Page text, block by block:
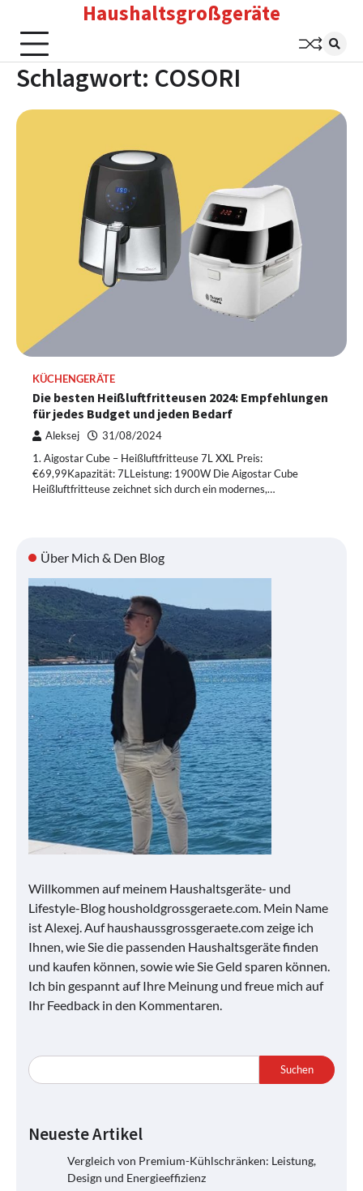
content
Haushaltsgroßgeräte
Schlagwort: COSORI
KÜCHENGERÄTE
Die besten Heißluftfritteusen 2024: Empfehlungen
für jedes Budget und jeden Bedarf
Aleksej 31/08/2024
1. Aigostar Cube – Heißluftfritteuse 7L XXL Preis:
€69,99Kapazität: 7LLeistung: 1900W Die Aigostar Cube
Heißluftfritteuse zeichnet sich durch ein modernes,…
Über Mich & Den Blog
Willkommen auf meinem Haushaltsgeräte- und
Lifestyle-Blog housholdgrossgeraete.com. Mein Name
ist Alexej. Auf haushaussgrossgeraete.com zeige ich
Ihnen, wie Sie die passenden Haushaltsgeräte finden
und kaufen können, sowie wie Sie Geld sparen können.
Ich bin gespannt auf Ihre Meinung und freue mich auf
Ihr Feedback in den Kommentaren.
Suchen
Neueste Artikel
Vergleich von Premium-Kühlschränken: Leistung,
Design und Energieeffizienz